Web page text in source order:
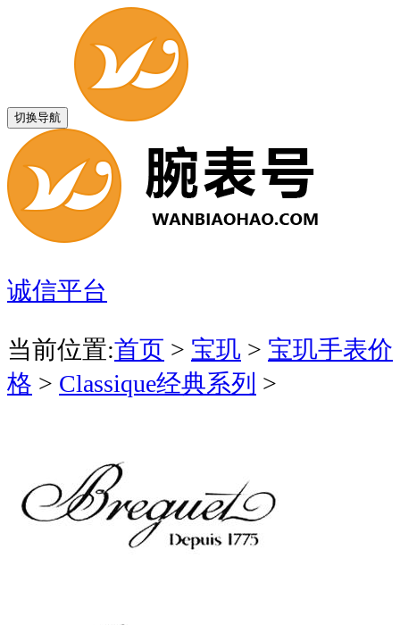
切换导航
诚信平台
当前位置:首页 > 宝玑 > 宝玑手表价
格 > Classique经典系列 >